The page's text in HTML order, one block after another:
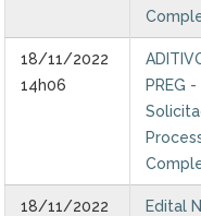
18/11/2022
14h06
PREG
18/11/2022
Edital